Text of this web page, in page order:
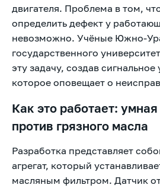
двигателя. Проблема в том,
определить дефект у
невозможно. Учёные Южно-
государственного
эту задачу, создав сигнальное
которое оповещает о
Как это работает:
против грязного масла
Разработка представляет
агрегат, который
масляным фильтром. Датчик